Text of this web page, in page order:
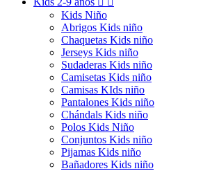
Kids Niño
Abrigos Kids niño
Chaquetas Kids niño
Jerseys Kids niño
Sudaderas Kids niño
Camisetas Kids niño
Camisas KIds niño
Pantalones Kids niño
Chándals Kids niño
Polos Kids Niño
Conjuntos Kids niño
Pijamas Kids niño
Bañadores Kids niño